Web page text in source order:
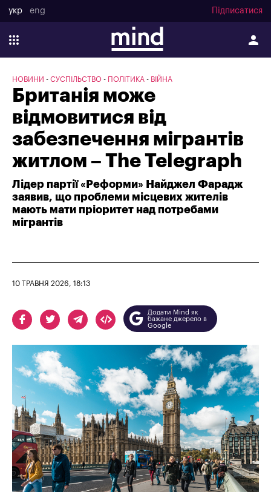
укр eng Підписатися
НОВИНИ СУСПІЛЬСТВО ПОЛІТИКА ВІЙНА
Британія може
відмовитися від
забезпечення мігрантів
житлом – The Telegraph
Лідер партії «Реформи» Найджел Фарадж
заявив, що проблеми місцевих жителів
мають мати пріоритет над потребами
мігрантів
10 ТРАВНЯ 2026, 18:13
Додати Mind як
бажане джерело в
Google